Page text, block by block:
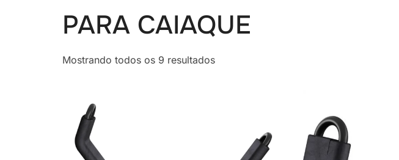
PARA CAIAQUE
Mostrando todos os 9 resultadosClassificado